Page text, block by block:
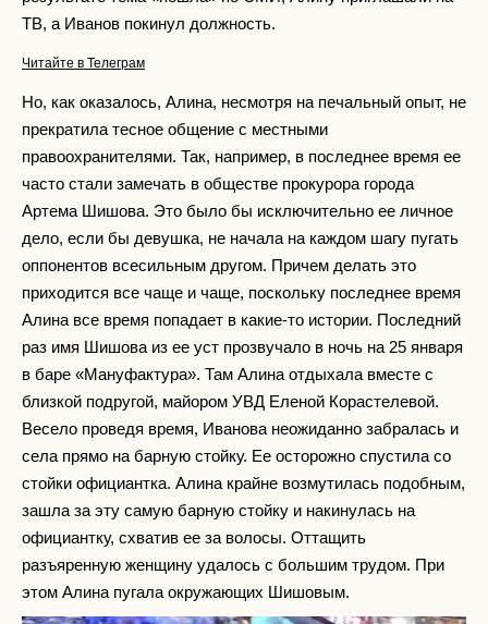
ТВ, а Иванов покинул должность.
Читайте в Телеграм
Но, как оказалось, Алина, несмотря на печальный опыт, не
прекратила тесное общение с местными
правоохранителями. Так, например, в последнее время ее
часто стали замечать в обществе прокурора города
Артема Шишова. Это было бы исключительно ее личное
дело, если бы девушка, не начала на каждом шагу пугать
оппонентов всесильным другом. Причем делать это
приходится все чаще и чаще, поскольку последнее время
Алина все время попадает в какие-то истории. Последний
раз имя Шишова из ее уст прозвучало в ночь на 25 января
в баре «Мануфактура». Там Алина отдыхала вместе с
близкой подругой, майором УВД Еленой Корастелевой.
Весело проведя время, Иванова неожиданно забралась и
села прямо на барную стойку. Ее осторожно спустила со
стойки официантка. Алина крайне возмутилась подобным,
зашла за эту самую барную стойку и накинулась на
официантку, схватив ее за волосы. Оттащить
разъяренную женщину удалось с большим трудом. При
этом Алина пугала окружающих Шишовым.